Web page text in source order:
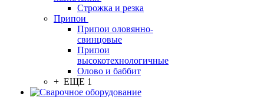
Строжка и резка
Припои
Припои оловянно-
свинцовые
Припои
высокотехнологичные
Олово и баббит
+ ЕЩЕ 1